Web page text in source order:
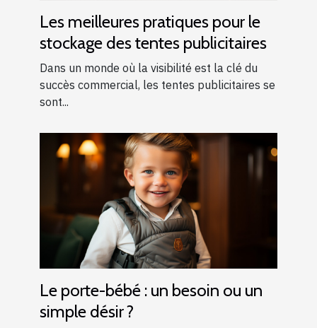
Les meilleures pratiques pour le
stockage des tentes publicitaires
Dans un monde où la visibilité est la clé du
succès commercial, les tentes publicitaires se
sont...
Le porte-bébé : un besoin ou un
simple désir ?